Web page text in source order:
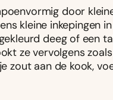
door
kleine inkepingen
deeg of een
ze vervolgens
zout aan de kook,